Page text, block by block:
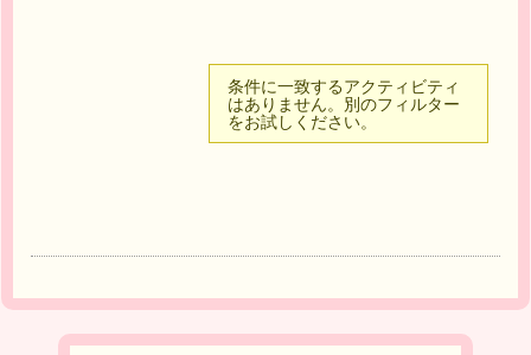
条件に一致するアクティビティ
はありません。別のフィルター
をお試しください。